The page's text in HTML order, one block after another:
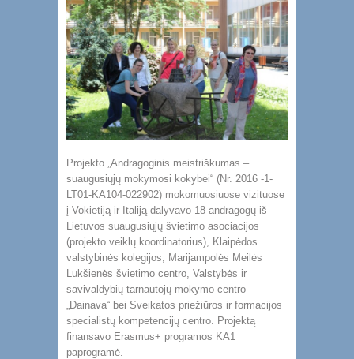
Projekto „Andragoginis meistriškumas –
suaugusiųjų mokymosi kokybei“ (Nr. 2016 -1-
LT01-KA104-022902) mokomuosiuose vizituose
į Vokietiją ir Italiją dalyvavo 18 andragogų iš
Lietuvos suaugusiųjų švietimo asociacijos
(projekto veiklų koordinatorius), Klaipėdos
valstybinės kolegijos, Marijampolės Meilės
Lukšienės švietimo centro, Valstybės ir
savivaldybių tarnautojų mokymo centro
„Dainava“ bei Sveikatos priežiūros ir formacijos
specialistų kompetencijų centro. Projektą
finansavo Erasmus+ programos KA1
paprogramė.